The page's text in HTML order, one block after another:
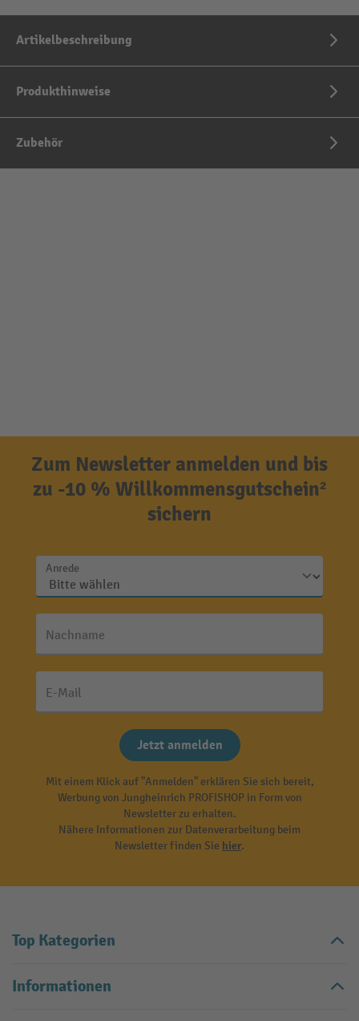
Artikelbeschreibung
Produkthinweise
Zubehör
Zum Newsletter anmelden und bis
zu -10 % Willkommensgutschein²
sichern
Anrede
Nachname
E-Mail
Jetzt anmelden
Mit einem Klick auf "Anmelden" erklären Sie sich bereit,
Werbung von Jungheinrich PROFISHOP in Form von
Newsletter zu erhalten.
Nähere Informationen zur Datenverarbeitung beim
Newsletter finden Sie hier.
Top Kategorien
Informationen